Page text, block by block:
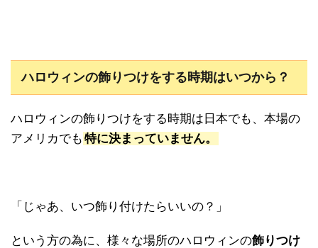
ハロウィンの飾りつけをする時期はいつから？
ハロウィンの飾りつけをする時期は日本でも、本場の
アメリカでも 特に決まっていません。
「じゃあ、いつ飾り付けたらいいの？」
という方の為に、様々な場所のハロウィンの飾りつけ